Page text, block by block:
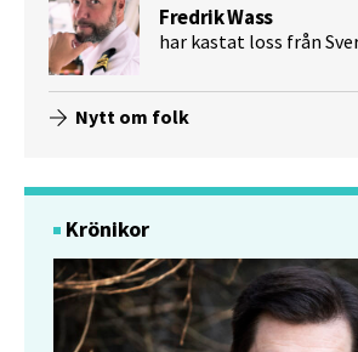
Fredrik Wass
har kastat loss från
Nytt om folk
Krönikor